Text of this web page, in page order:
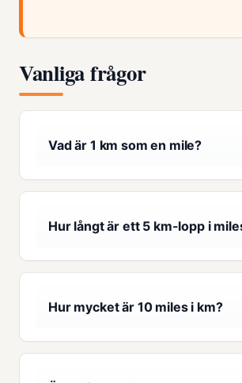
Vanliga frågor
Vad är 1 km som en mile?
Hur långt är ett 5 km-lopp i
Hur mycket är 10 miles i km?